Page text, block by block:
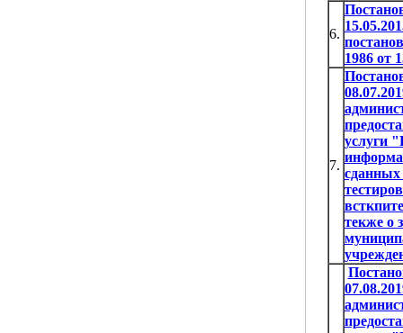
6.
1986 от
7.
услуги
сданных
текже о